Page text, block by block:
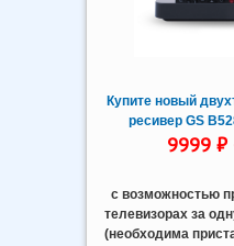
Купите новый
ресивер GS
9999 ₽
с возможностью
телевизорах за
(необходима